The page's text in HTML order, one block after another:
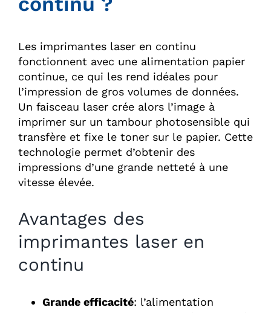
Les imprimantes laser en continu
fonctionnent avec une alimentation papier
continue, ce qui les rend idéales pour
l’impression de gros volumes de données.
Un faisceau laser crée alors l’image à
imprimer sur un tambour photosensible qui
transfère et fixe le toner sur le papier. Cette
technologie permet d’obtenir des
impressions d’une grande netteté à une
vitesse élevée.
Avantages des
imprimantes laser en
continu
Grande efficacité: l’alimentation